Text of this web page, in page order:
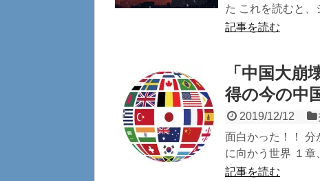
た これを読むと、
記事を読む
「中国大
得の今の中
2019/12/12
面白かった！！
に向かう世界 １章
記事を読む